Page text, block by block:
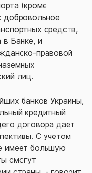
(кроме
добровольное
средств,
в Банке, и
правовой
лиц.
банков Украины,
кредитный
договора дает
С учетом
имеет большую
смогут